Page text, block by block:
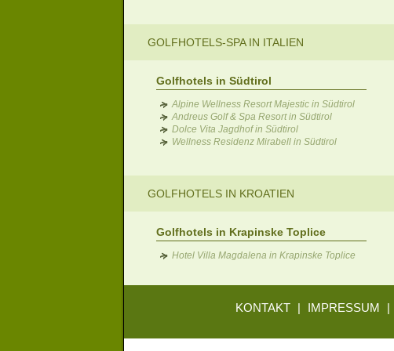
GOLFHOTELS-SPA IN ITALIEN
Golfhotels in Südtirol
Alpine Wellness Resort Majestic in Südtirol
Andreus Golf & Spa Resort in Südtirol
Dolce Vita Jagdhof in Südtirol
Wellness Residenz Mirabell in Südtirol
GOLFHOTELS IN KROATIEN
Golfhotels in Krapinske Toplice
Hotel Villa Magdalena in Krapinske Toplice
KONTAKT | IMPRESSUM |